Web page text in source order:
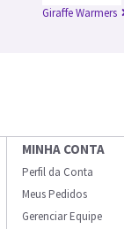
Giraffe Warmers
MINHA CONTA
Perfil da Conta
Meus Pedidos
Gerenciar Equipe